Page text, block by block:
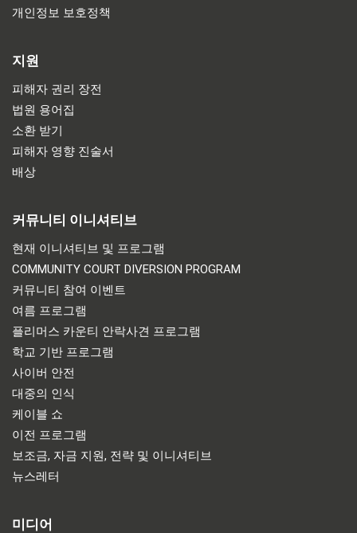
개인정보 보호정책
지원
피해자 권리 장전
법원 용어집
소환 받기
피해자 영향 진술서
배상
커뮤니티 이니셔티브
현재 이니셔티브 및 프로그램
COMMUNITY COURT DIVERSION PROGRAM
커뮤니티 참여 이벤트
여름 프로그램
플리머스 카운티 안락사견 프로그램
학교 기반 프로그램
사이버 안전
대중의 인식
케이블 쇼
이전 프로그램
보조금, 자금 지원, 전략 및 이니셔티브
뉴스레터
미디어